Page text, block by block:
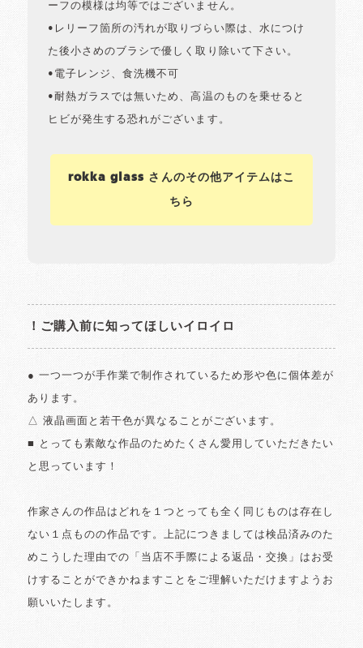
ーフの模様は均等ではございません。
•レリーフ箇所の汚れが取りづらい際は、水につけ
た後小さめのブラシで優しく取り除いて下さい。
•電子レンジ、食洗機不可
•耐熱ガラスでは無いため、高温のものを乗せると
ヒビが発生する恐れがございます。
rokka glass さんのその他アイテムはこ
ちら
！ご購入前に知ってほしいイロイロ
● 一つ一つが手作業で制作されているため形や色に個体差が
あります。
△ 液晶画面と若干色が異なることがございます。
■ とっても素敵な作品のためたくさん愛用していただきたい
と思っています！
作家さんの作品はどれを１つとっても全く同じものは存在し
ない１点ものの作品です。上記につきましては検品済みのた
めこうした理由での「当店不手際による返品・交換」はお受
けすることができかねますことをご理解いただけますようお
願いいたします。